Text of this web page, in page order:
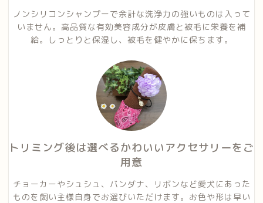
ノンシリコンシャンプーで余計な洗浄力の強いものは入って
いません。高品質な有効美容成分が皮膚と被毛に栄養を補
給。しっとりと保湿し、被毛を健やかに保ちます。
トリミング後は選べるかわいいアクセサリーをご
用意
チョーカーやシュシュ、バンダナ、リボンなど愛犬にあった
ものを飼い主様自身でお選びいただけます。お色や形は早い